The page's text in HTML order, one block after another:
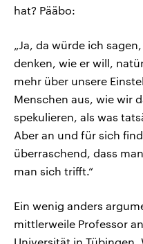
hat? Pääbo:
„Ja, da würde ich
denken, wie er will,
mehr über unsere
Menschen aus, wie wir
spekulieren, als was
Aber an und für sich
überraschend, dass
man sich trifft.“
Ein wenig anders
mittlerweile Professor